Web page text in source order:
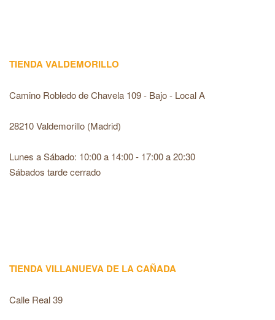
TIENDA VALDEMORILLO
Camino Robledo de Chavela 109 - Bajo - Local A
28210 Valdemorillo (Madrid)
Lunes a Sábado: 10:00 a 14:00 - 17:00 a 20:30
Sábados tarde cerrado
TIENDA VILLANUEVA DE LA CAÑADA
Calle Real 39